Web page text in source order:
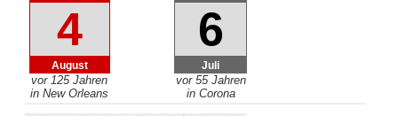
4
August
vor 125 Jahren
in New Orleans
6
Juli
vor 55 Jahren
in Corona